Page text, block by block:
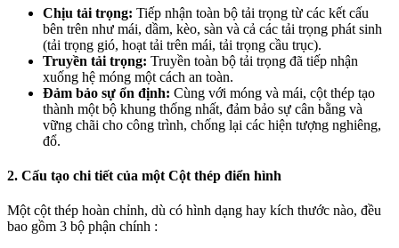
Chịu tải trọng: Tiếp nhận toàn bộ tải trọng từ các kết cấu
bên trên như mái, dầm, kèo, sàn và cả các tải trọng phát sinh
(tải trọng gió, hoạt tải trên mái, tải trọng cầu trục).
Truyền tải trọng: Truyền toàn bộ tải trọng đã tiếp nhận
xuống hệ móng một cách an toàn.
Đảm bảo sự ổn định: Cùng với móng và mái, cột thép tạo
thành một bộ khung thống nhất, đảm bảo sự cân bằng và
vững chãi cho công trình, chống lại các hiện tượng nghiêng,
đổ.
2. Cấu tạo chi tiết của một Cột thép điển hình
Một cột thép hoàn chỉnh, dù có hình dạng hay kích thước nào, đều
bao gồm 3 bộ phận chính :